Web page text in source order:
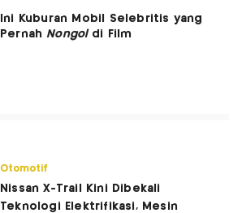
Ini Kuburan Mobil Selebritis yang
Pernah Nongoldi Film
Otomotif
Nissan X-Trail Kini Dibekali
Teknologi Elektrifikasi, Mesin